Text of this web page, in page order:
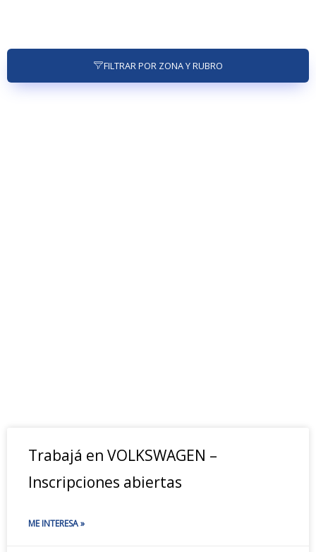
FILTRAR POR ZONA Y RUBRO
Trabajá en VOLKSWAGEN –
Inscripciones abiertas
ME INTERESA »